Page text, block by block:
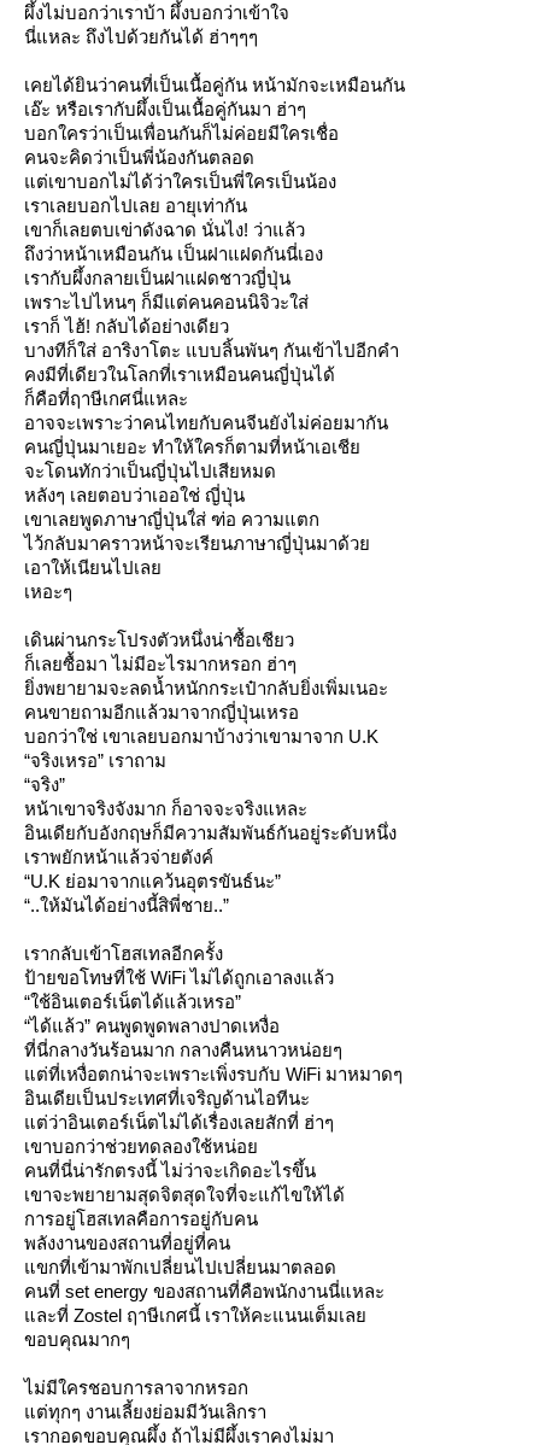
ผึ้งไม่บอกว่าเราบ้า ผึ้งบอกว่าเข้าใจ
นี่แหละ ถึงไปด้วยกันได้ ฮ่าๆๆๆ
เคยได้ยินว่าคนที่เป็นเนื้อคู่กัน หน้ามักจะเหมือนกัน
เอ๊ะ หรือเรากับผึ้งเป็นเนื้อคู่กันมา ฮ่าๆ
บอกใครว่าเป็นเพื่อนกันก็ไม่ค่อยมีใครเชื่อ
คนจะคิดว่าเป็นพี่น้องกันตลอด
ต่เขาบอกไม่ได้ว่าใครเป็นพี่ใครเป็นน้อง
เราเลยบอกไปเลย อายุเท่ากัน
เขาก็เลยตบเข่าดังฉาด นั่นไง! ว่าแล้ว
ถึงว่าหน้าเหมือนกัน เป็นฝาแฝดกันนี่เอง
เรากับผึ้งกลายเป็นฝาแฝดชาวญี่ปุ่น
เพราะไปไหนๆ ก็มีแต่คนคอนนิจิวะใส่
เราก็ ไฮ้! กลับได้อย่างเดียว
บางทีก็ใส่ อาริงาโตะ แบบลิ้นพันๆ กันเข้าไปอีกคำ
คงมีที่เดียวในโลกที่เราเหมือนคนญี่ปุ่นได้
ก็คือที่ฤาษีเกศนี่แหละ
อาจจะเพราะว่าคนไทยกับคนจีนยังไม่ค่อยมากัน
คนญี่ปุ่นมาเยอะ ทำให้ใครก็ตามที่หน้าเอเชี
จะโดนทักว่าเป็นญี่ปุ่นไปเสียหมด
หลังๆ เลยตอบว่าเออใช่ ญี่ปุ่น
เขาเลยพูดภาษาญี่ปุ่นใ่ส่ ฑ่อ ความแตก
ไว้กลับมาคราวหน้าจะเรียนภาษาญี่ปุ่นมาด้ว
เอาให้เนียนไปเล
เหอะๆ
เดินผ่านกระโปรงตัวหนึ่งน่าซื้อเชียว
ก็เลยซื้อมา ไม่มีอะไรมากหรอก ฮ่าๆ
ิ่งพยายามจะลดน้ำหนักกระเป๋ากลับยิ่งเพิ่มเนอะ
คนขายถามอีกแล้วมาจากญี่ปุ่นเหรอ
บอกว่าใช่ เขาเลยบอกมาบ้างว่าเขามาจาก U.K
“จริงเหรอ” เราถาม
“จริง”
หน้าเขาจริงจังมาก ก็อาจจะจริงแหละ
อินเดียกับอังกฤษก็มีความสัมพันธ์กันอยู่ระดับหนึ่ง
เราพยักหน้าแล้วจ่ายตังค์
“U.K ย่อมาจากแคว้นอุตรขันธ์นะ”
“..ให้มันได้อย่างนี้สิพี่ชาย..”
เรากลับเข้าโฮสเทลอีกครั้ง
ป้ายขอโทษที่ใช้ WiFi ไม่ได้ถูกเอาลงแล้ว
“ใช้อินเตอร์เน็ตได้แล้วเหรอ”
“ได้แล้ว” คนพูดพูดพลางปาดเหงื่อ
ที่นี่กลางวันร้อนมาก กลางคืนหนาวหน่อยๆ
ต่ที่เหงื่อตกน่าจะเพราะเพิ่งรบกับ WiFi มาหมาดๆ
อินเดียเป็นประเทศที่เจริญด้านไอทีนะ
ต่ว่าอินเตอร์เน็ตไม่ได้เรื่องเลยสักที่ ฮ่าๆ
เขาบอกว่าช่วยทดลองใช้หน่อ
คนที่นี่น่ารักตรงนี้ ไม่ว่าจะเกิดอะไรขึ้น
เขาจะพยายามสุดจิตสุดใจที่จะแก้ไขให้ได้
การอยู่โฮสเทลคือการอยู่กับคน
พลังงานของสถานที่อยู่ที่คน
ขกที่เข้ามาพักเปลี่ยนไปเปลี่ยนมาตลอด
คนที่ set energy ของสถานที่คือพนักงานนี่แหละ
ละที่ Zostel ฤาษีเกศนี้ เราให้คะแนนเต็มเล
ขอบคุณมากๆ
ไม่มีใครชอบการลาจากหรอก
ต่ทุกๆ งานเลี้ยงย่อมมีวันเลิกรา
เรากอดขอบคุณผึ้ง ถ้าไม่มีผึ้งเราคงไม่มา